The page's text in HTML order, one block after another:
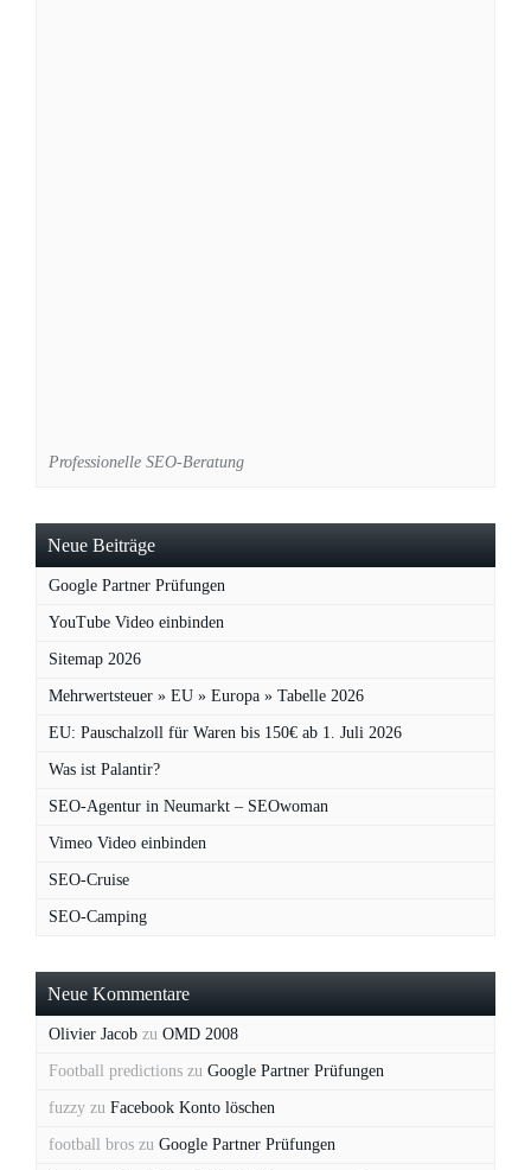
Professionelle SEO-Beratung
Neue Beiträge
Google Partner Prüfungen
YouTube Video einbinden
Sitemap 2026
Mehrwertsteuer » EU » Europa » Tabelle 2026
EU: Pauschalzoll für Waren bis 150€ ab 1. Juli 2026
Was ist Palantir?
SEO-Agentur in Neumarkt – SEOwoman
Vimeo Video einbinden
SEO-Cruise
SEO-Camping
Neue Kommentare
Olivier Jacob zu OMD 2008
Football predictions zu Google Partner Prüfungen
fuzzy zu Facebook Konto löschen
football bros zu Google Partner Prüfungen